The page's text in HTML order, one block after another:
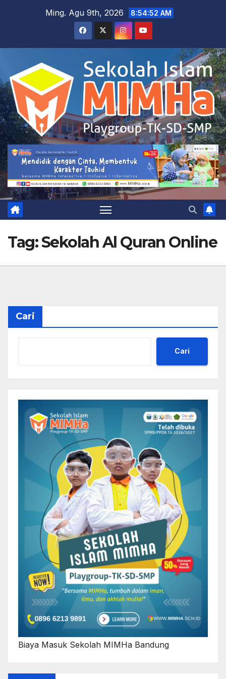
Ming. Agu 9th, 2026 8:54:53 AM
Tag:Sekolah Al Quran Online
Cari
Cari
Biaya Masuk Sekolah MIMHa Bandung